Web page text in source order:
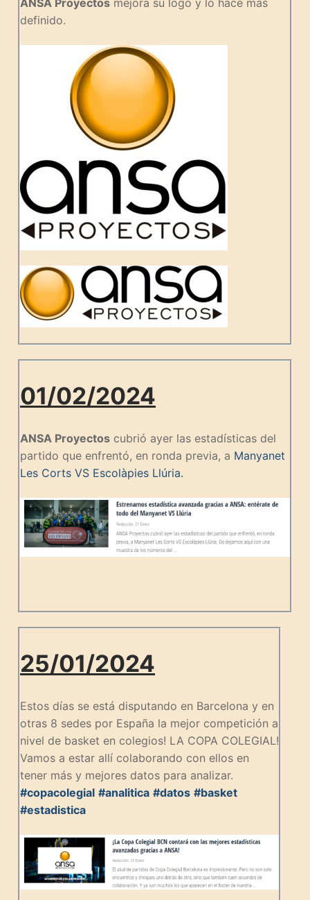
ANSA Proyectos mejora su logo y lo hace más
definido.
01/02/2024
ANSA Proyectos cubrió ayer las estadísticas del
partido que enfrentó, en ronda previa, a Manyanet
Les Corts VS Escolàpies Llúria.
25/01/2024
Estos días se está disputando en Barcelona y en
otras 8 sedes por España la mejor competición a
nivel de basket en colegios! LA COPA COLEGIAL!
Vamos a estar allí colaborando con ellos en
tener más y mejores datos para analizar.
#copacolegial #analitica #datos #basket
#estadistica